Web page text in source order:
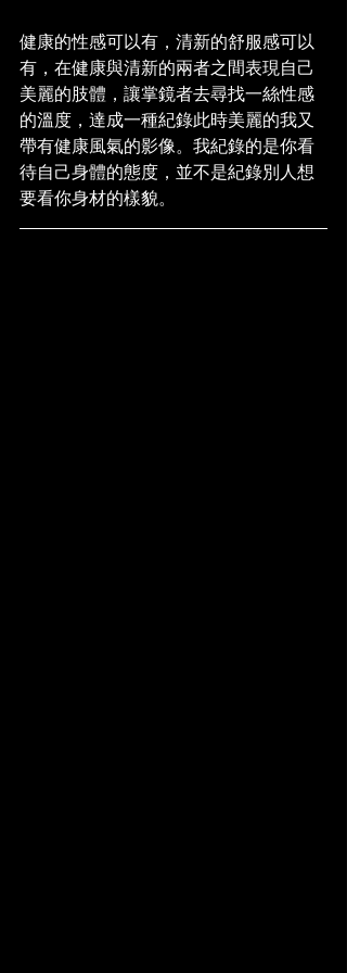
健康的性感可以有，清新的舒服感可以
有，在健康與清新的兩者之間表現自己
美麗的肢體，讓掌鏡者去尋找一絲性感
的溫度，達成一種紀錄此時美麗的我又
帶有健康風氣的影像。我紀錄的是你看
待自己身體的態度，並不是紀錄別人想
要看你身材的樣貌。